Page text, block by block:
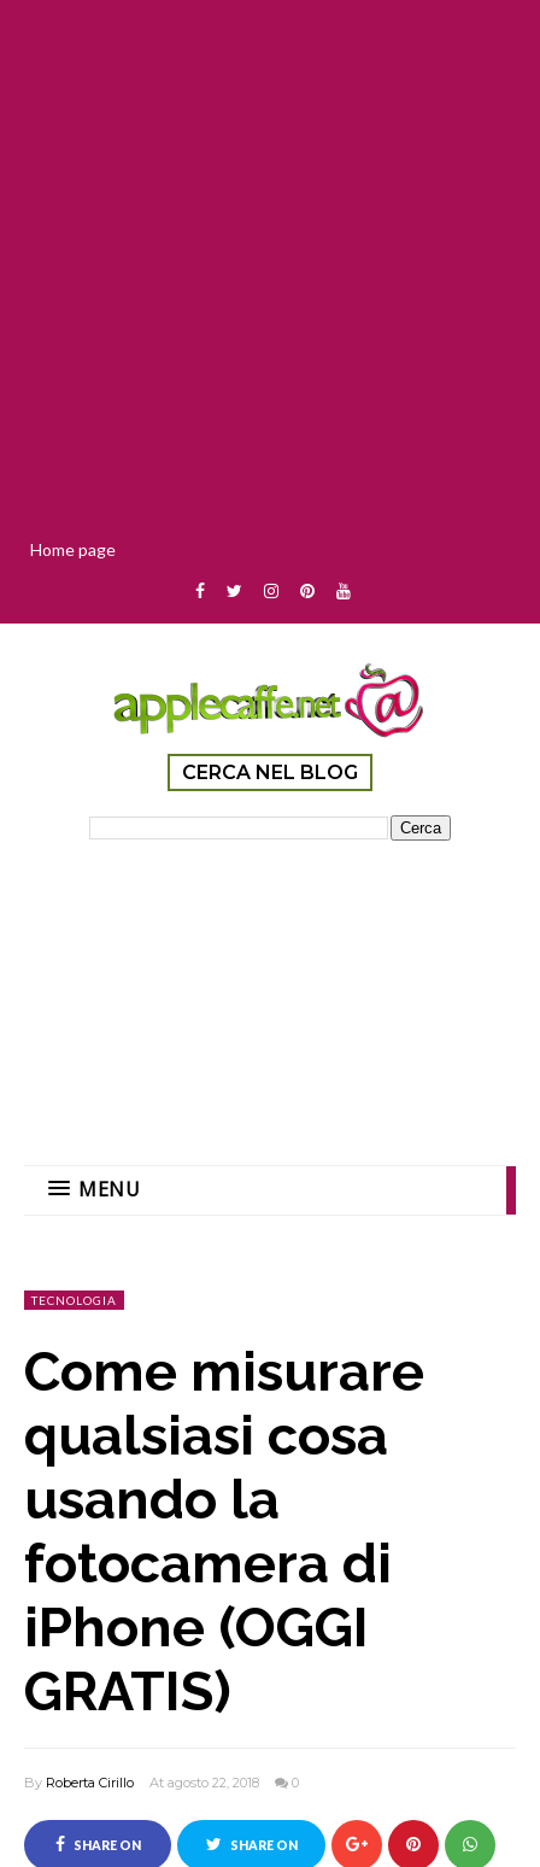
Home page
CERCA NEL BLOG
MENU
TECNOLOGIA
Come misurare
qualsiasi cosa
usando la
fotocamera di
iPhone (OGGI
GRATIS)
By Roberta Cirillo At agosto 22, 2018 0
SHARE ON SHARE ON